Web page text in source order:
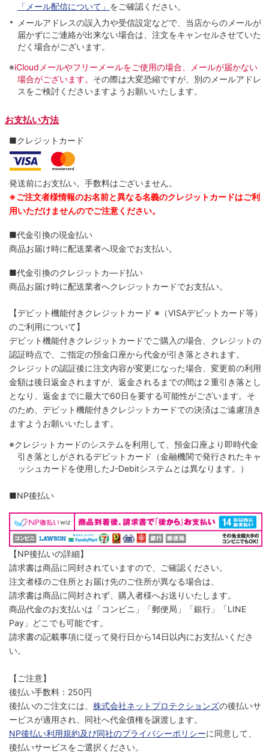
「メール配信について」 をご確認ください。
メールアドレスの誤入力や受信設定などで、当店からのメールが
届かずにご連絡が出来ない場合は、注文をキャンセルさせていた
だく場合がございます。
※iCloudメールやフリーメールをご使用の場合、メールが届かない
場合がございます。 その際は大変恐縮ですが、別のメールアドレ
スをご検討くださいますようお願いいたします。
お支払い方法
■クレジットカード
発送前にお支払い。手数料はございません。
※ご注文者様情報のお名前と異なる名義のクレジットカードはご利
用いただけませんのでご注意ください。
■代金引換の現金払い
商品お届け時に配送業者へ現金でお支払い。
■代金引換のクレジットカ―ド払い
商品お届け時に配送業者へクレジットカードでお支払い。
【デビット機能付きクレジットカード ※（VISAデビットカード等）
のご利用について】
デビット機能付きクレジットカードでご購入の場合、クレジットの
認証時点で、ご指定の預金口座から代金が引き落とされます。
クレジットの認証後に注文内容が変更になった場合、変更前の利用
金額は後日返金されますが、返金されるまでの間は２重引き落とし
となり、返金までに最大で60日を要する可能性がございます。そ
のため、デビット機能付きクレジットカードでの決済はご遠慮頂き
ますようお願いいたします。
※クレジットカードのシステムを利用して、預金口座より即時代金
引き落としがされるデビットカード（金融機関で発行されたキャ
ッシュカードを使用したJ-Debitシステムとは異なります。）
■NP後払い
【NP後払いの詳細】
請求書は商品に同封されていますので、ご確認ください。
注文者様のご住所とお届け先のご住所が異なる場合は、
請求書は商品に同封されず、購入者様へお送りいたします。
商品代金のお支払いは「コンビニ」「郵便局」「銀行」「LINE
Pay」どこでも可能です。
請求書の記載事項に従って発行日から14日以内にお支払いくださ
い。
【ご注意】
後払い手数料：250円
後払いのご注文には、 株式会社ネットプロテクションズの後払いサ
ービスが適用され、同社へ代金債権を譲渡します。
NP後払い利用規約及び同社のプライバシーポリシーに同意して、
後払いサービスをご選択ください。